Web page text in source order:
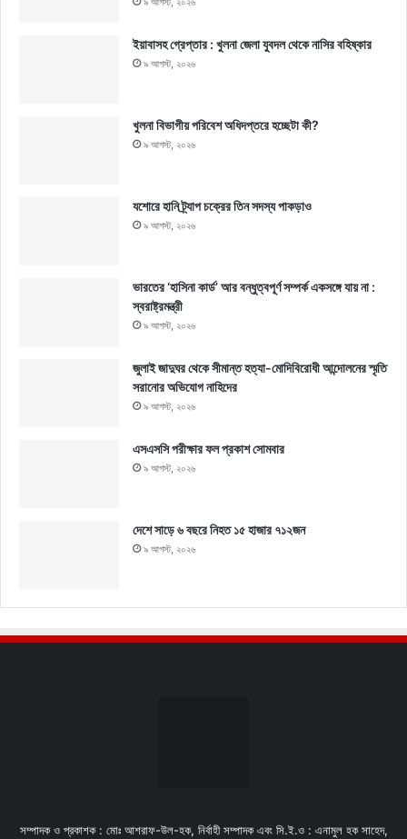
ইয়াবাসহ গ্রেপ্তার : খুলনা জেলা যুবদল থেকে নাসির বহিষ্কার
৯ আগস্ট, ২০২৬
খুলনা বিভাগীয় পরিবেশ অধিদপ্তরে হচ্ছেটা কী?
৯ আগস্ট, ২০২৬
যশোরে হানি ট্র্যাপ চক্রের তিন সদস্য পাকড়াও
৯ আগস্ট, ২০২৬
ভারতের ‘হাসিনা কার্ড’ আর বন্ধুত্বপূর্ণ সম্পর্ক একসঙ্গে যায় না :
স্বরাষ্ট্রমন্ত্রী
৯ আগস্ট, ২০২৬
জুলাই জাদুঘর থেকে সীমান্ত হত্যা-মোদিবিরোধী আন্দোলনের স্মৃতি
সরানোর অভিযোগ নাহিদের
৯ আগস্ট, ২০২৬
এসএসসি পরীক্ষার ফল প্রকাশ সোমবার
৯ আগস্ট, ২০২৬
দেশে সাড়ে ৬ বছরে নিহত ১৫ হাজার ৭১২জন
৯ আগস্ট, ২০২৬
সম্পাদক ও প্রকাশক : মোঃ আশরাফ-উল-হক, নির্বাহী সম্পাদক এবং সি.ই.ও : এনামুল হক সাহেদ,